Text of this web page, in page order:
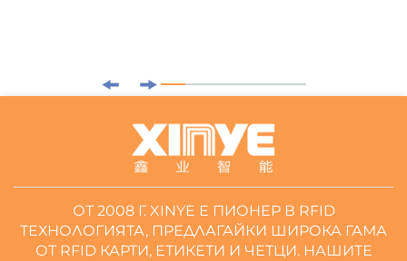
ОТ 2008 Г. XINYE Е ПИОНЕР В RFID
ТЕХНОЛОГИЯТА, ПРЕДЛАГАЙКИ ШИРОКА ГАМА
ОТ RFID КАРТИ, ЕТИКЕТИ И ЧЕТЦИ. НАШИТЕ